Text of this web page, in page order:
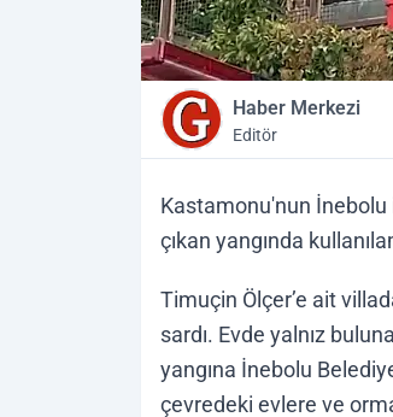
Haber Merkezi
Editör
Kastamonu'nun İnebolu
çıkan yangında
Timuçin Ölçer’e ait
sardı. Evde yalnız
yangına İnebolu
çevredeki evlere ve